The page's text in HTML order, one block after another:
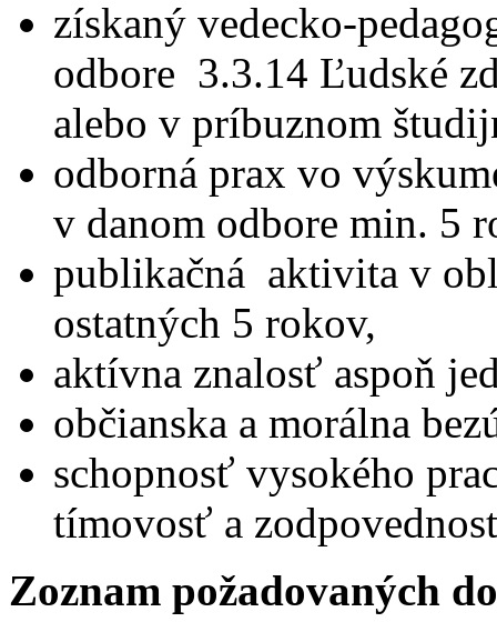
získaný vedecko-
odbore 3.3.14 Ľudské
alebo v príbuznom
odborná prax vo
v danom odbore min. 5
publikačná aktivita v
ostatných 5 rokov,
aktívna znalosť aspoň
občianska a morálna
schopnosť vysokého
tímovosť a
Zoznam požadovaných